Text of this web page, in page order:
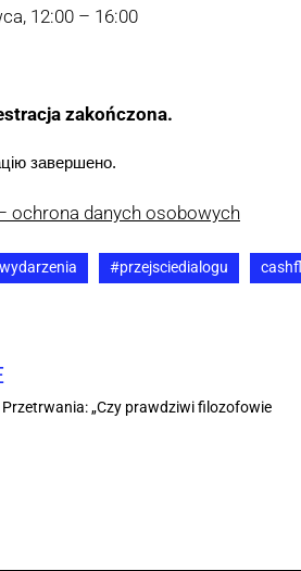
12:00 – 16:00
zakończona.
завершено.
ochrona danych osobowych
#przejsciedialogu
Przetrwania: „Czy prawdziwi filozofowie